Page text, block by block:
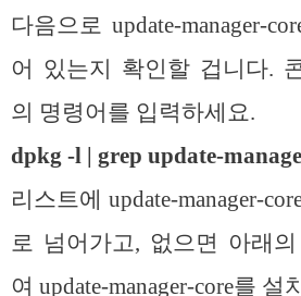
다음으로 update-manager-
어 있는지 확인할 겁니다.
의 명령어를 입력하세요.
dpkg -l | grep update-
리스트에 update-manager-
로 넘어가고, 없으면 아래
여 update-manager-core를 설